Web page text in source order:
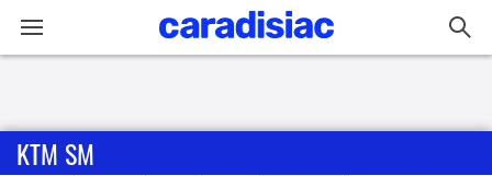
Accueil
KTM SM